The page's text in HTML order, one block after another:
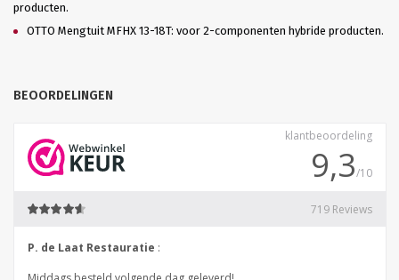
producten.
OTTO Mengtuit MFHX 13-18T: voor 2-componenten hybride producten.
BEOORDELINGEN